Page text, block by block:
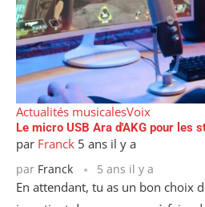
Actualités musicalesVoix
Le micro USB Ara d'AKG pour les
par Franck 5 ans il y a
par Franck 5 ans il y a
En attendant, tu as un bon choix